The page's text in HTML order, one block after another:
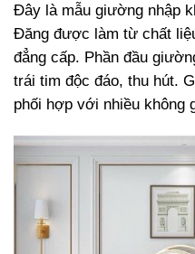
Đây là mẫu giường nhập
Đăng được làm từ chất
đẳng cấp. Phần đầu
trái tim độc đáo, thu hút.
phối hợp với nhiều không